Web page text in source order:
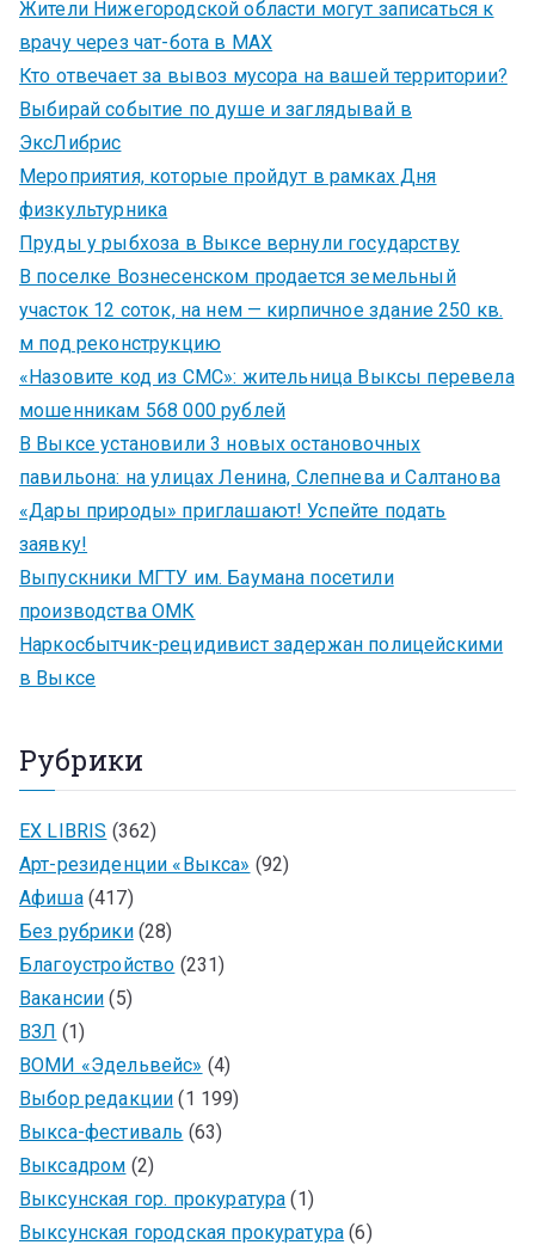
Жители Нижегородской области могут записаться к
врачу через чат-бота в MAX
Кто отвечает за вывоз мусора на вашей территории?
Выбирай событие по душе и заглядывай в
ЭксЛибрис
Мероприятия, которые пройдут в рамках Дня
физкультурника
Пруды у рыбхоза в Выксе вернули государству
В поселке Вознесенском продается земельный
участок 12 соток, на нем — кирпичное здание 250 кв.
м под реконструкцию
«Назовите код из СМС»: жительница Выксы перевела
мошенникам 568 000 рублей
В Выксе установили 3 новых остановочных
павильона: на улицах Ленина, Слепнева и Салтанова
«Дары природы» приглашают! Успейте подать
заявку!
Выпускники МГТУ им. Баумана посетили
производства ОМК
Наркосбытчик-рецидивист задержан полицейскими
в Выксе
Рубрики
EX LIBRIS (362)
Арт-резиденции «Выкса» (92)
Афиша(417)
Без рубрики(28)
Благоустройство (231)
Вакансии (5)
ВЗЛ (1)
ВОМИ «Эдельвейс» (4)
Выбор редакции (1 199)
Выкса-фестиваль (63)
Выксадром (2)
Выксунская гор. прокуратура (1)
Выксунская городская прокуратура (6)